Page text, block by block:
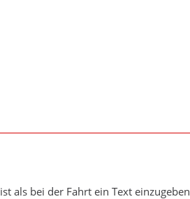
als bei der Fahrt ein Text einzugeben